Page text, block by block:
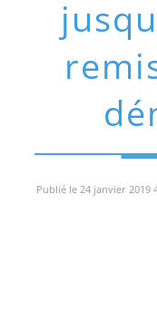
Publié le 24 janvier 2019